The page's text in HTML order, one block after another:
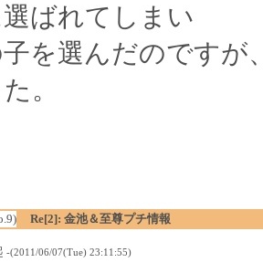
選ばれてしまい
を選んだのですが
。
Re[2]: 金池＆至尊プチ情報
-(2011/06/07(Tue) 23:11:55)